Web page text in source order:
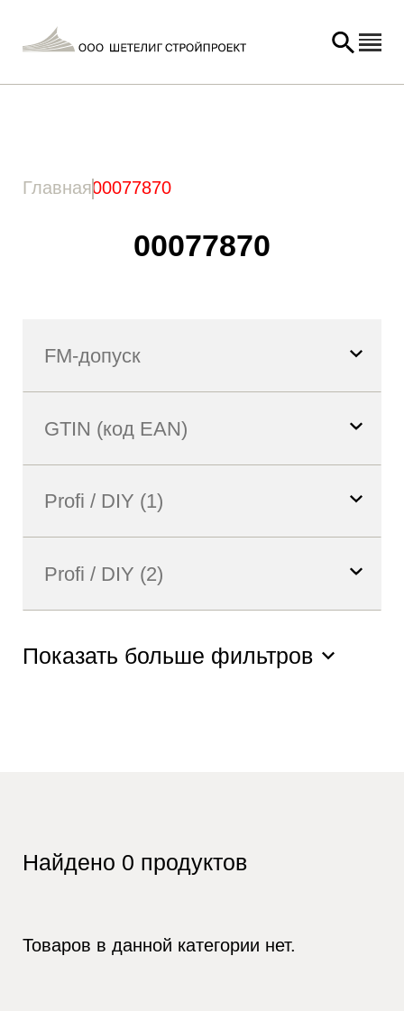
Главная00077870
00077870
Показать больше фильтров
Найдено 0 продуктов
Товаров в данной категории нет.